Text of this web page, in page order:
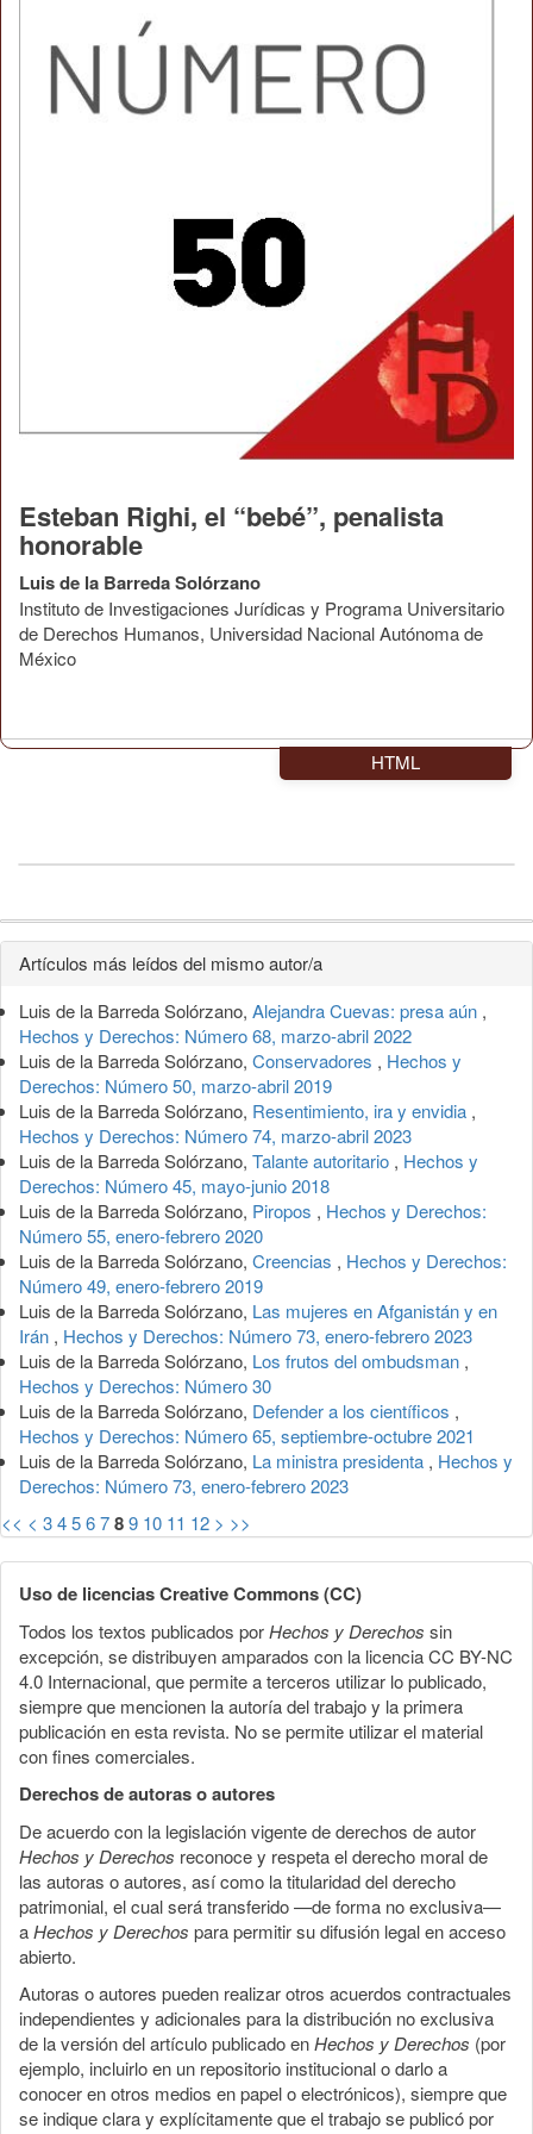
Esteban Righi, el “bebé”, penalista
honorable
Luis de la Barreda Solórzano
Instituto de Investigaciones Jurídicas y Programa Universitario
de Derechos Humanos, Universidad Nacional Autónoma de
México
HTML
Detalles
del
artículo
Artículos más leídos del mismo autor/a
Luis de la Barreda Solórzano, Alejandra Cuevas: presa aún ,
Hechos y Derechos: Número 68, marzo-abril 2022
Luis de la Barreda Solórzano, Conservadores , Hechos y
Derechos: Número 50, marzo-abril 2019
Luis de la Barreda Solórzano, Resentimiento, ira y envidia ,
Hechos y Derechos: Número 74, marzo-abril 2023
Luis de la Barreda Solórzano, Talante autoritario , Hechos y
Derechos: Número 45, mayo-junio 2018
Luis de la Barreda Solórzano, Piropos , Hechos y Derechos:
Número 55, enero-febrero 2020
Luis de la Barreda Solórzano, Creencias , Hechos y Derechos:
Número 49, enero-febrero 2019
Luis de la Barreda Solórzano, Las mujeres en Afganistán y en
Irán , Hechos y Derechos: Número 73, enero-febrero 2023
Luis de la Barreda Solórzano, Los frutos del ombudsman ,
Hechos y Derechos: Número 30
Luis de la Barreda Solórzano, Defender a los científicos ,
Hechos y Derechos: Número 65, septiembre-octubre 2021
Luis de la Barreda Solórzano, La ministra presidenta , Hechos y
Derechos: Número 73, enero-febrero 2023
<< < 3456789 10 11 12 > >>
Uso de licencias Creative Commons (CC)
Todos los textos publicados porHechos y Derechos sin
excepción, se distribuyen amparados con la licencia CC BY-NC
4.0 Internacional, que permite a terceros utilizar lo publicado,
siempre que mencionen la autoría del trabajo y la primera
publicación en esta revista. No se permite utilizar el material
con fines comerciales.
Derechos de autoras o autores
De acuerdo con la legislación vigente de derechos de autor
Hechos y Derechos reconoce y respeta el derecho moral de
las autoras o autores, así como la titularidad del derecho
patrimonial, el cual será transferido —de forma no exclusiva—
aHechos y Derechos para permitir su difusión legal en acceso
abierto.
Autoras o autores pueden realizar otros acuerdos contractuales
independientes y adicionales para la distribución no exclusiva
de la versión del artículo publicado enHechos y Derechos (por
ejemplo, incluirlo en un repositorio institucional o darlo a
conocer en otros medios en papel o electrónicos), siempre que
se indique clara y explícitamente que el trabajo se publicó por